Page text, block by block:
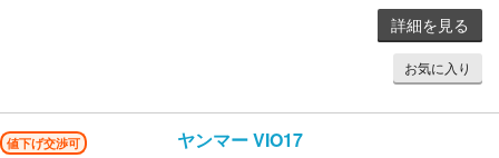
詳細を見る
お気に入り
値下げ交渉可 ヤンマーVIO17